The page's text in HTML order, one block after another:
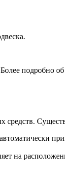
подробно
средств.
на